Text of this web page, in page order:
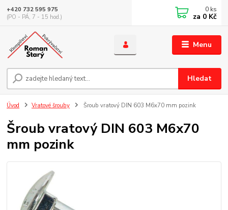
Menu
Hledat
+420 732 595 975
(PO - PÁ, 7 - 15 hod.)
0 ks
za 0 Kč
Úvod Vratové šrouby Šroub vratový DIN 603 M6x70 mm pozink
Šroub vratový DIN 603 M6x70
mm pozink